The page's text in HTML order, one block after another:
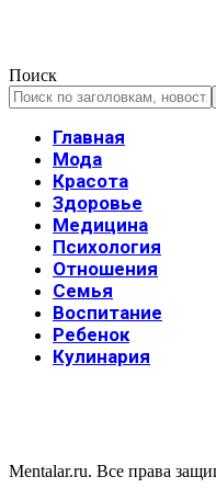
Поиск
Главная
Мода
Красота
Здоровье
Медицина
Психология
Отношения
Семья
Воспитание
Ребенок
Кулинария
Mentalar.ru. Все права